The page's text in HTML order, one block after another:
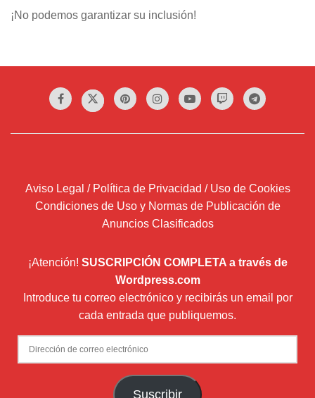
¡No podemos garantizar su inclusión!
Aviso Legal / Política de Privacidad / Uso de Cookies
Condiciones de Uso y Normas de Publicación de
Anuncios Clasificados
¡Atención! SUSCRIPCIÓN COMPLETA a través de
Wordpress.com
Introduce tu correo electrónico y recibirás un email por
cada entrada que publiquemos.
Dirección
de
Suscribir